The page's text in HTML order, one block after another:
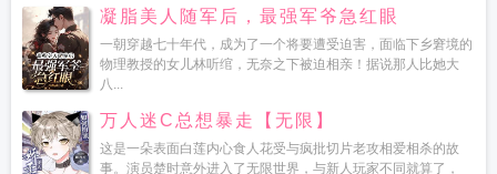
凝脂美人随军后，最强军爷急红眼
一朝穿越七十年代，成为了一个将要遭受迫害，面临下乡窘境的
物理教授的女儿林听绾，无奈之下被迫相亲！据说那人比她大
八...
万人迷C总想暴走【无限】
这是一朵表面白莲内心食人花受与疯批切片老攻相爱相杀的故
事。演员楚时意外进入了无限世界，与新人玩家不同就算了，